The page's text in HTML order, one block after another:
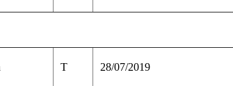
T 28/07/2019